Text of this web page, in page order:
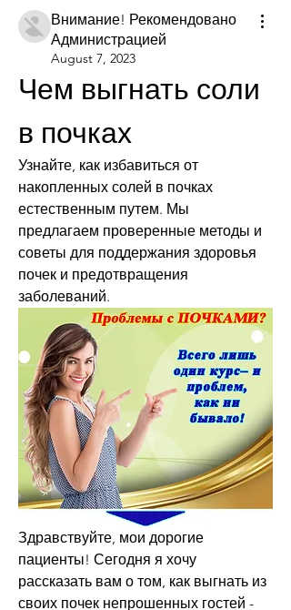
Внимание! Рекомендовано
Администрацией
August 7, 2023
Чем выгнать соли
в почках
Узнайте, как избавиться от
накопленных солей в почках
естественным путем. Мы
предлагаем проверенные методы и
советы для поддержания здоровья
почек и предотвращения
заболеваний.
Здравствуйте, мои дорогие
пациенты! Сегодня я хочу
рассказать вам о том, как выгнать из
своих почек непрошенных гостей -